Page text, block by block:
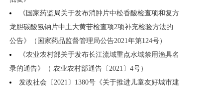
《国家药监局关于发布消肿片中松香酸检查项和复方
龙胆碳酸氢钠片中土大黄苷检查项2项补充检验方法的
公告》（国家药品监督管理局公告2021年第124号）
《农业农村部关于发布长江流域重点水域禁用渔具名
录的通告》（ 农业农村部通告〔2021〕4号）
发改社会〔2021〕1380号《关于推进儿童友好城市建